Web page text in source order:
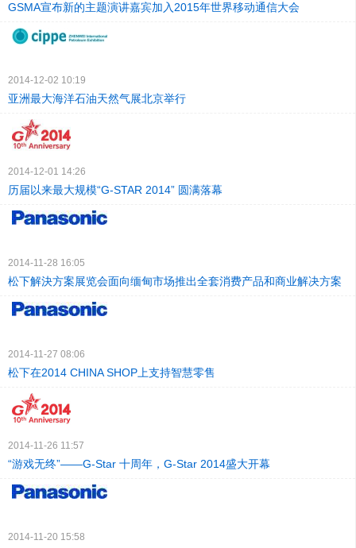
GSMA宣布新的主题演讲嘉宾加入2015年世界移动通信大会
2014-12-02 10:19
亚洲最大海洋石油天然气展北京举行
2014-12-01 14:26
历届以来最大规模“G-STAR 2014” 圆满落幕
2014-11-28 16:05
松下解決方案展览会面向缅甸市场推出全套消费产品和商业解决方案
2014-11-27 08:06
松下在2014 CHINA SHOP上支持智慧零售
2014-11-26 11:57
“游戏无终”——G-Star 十周年，G-Star 2014盛大开幕
2014-11-20 15:58